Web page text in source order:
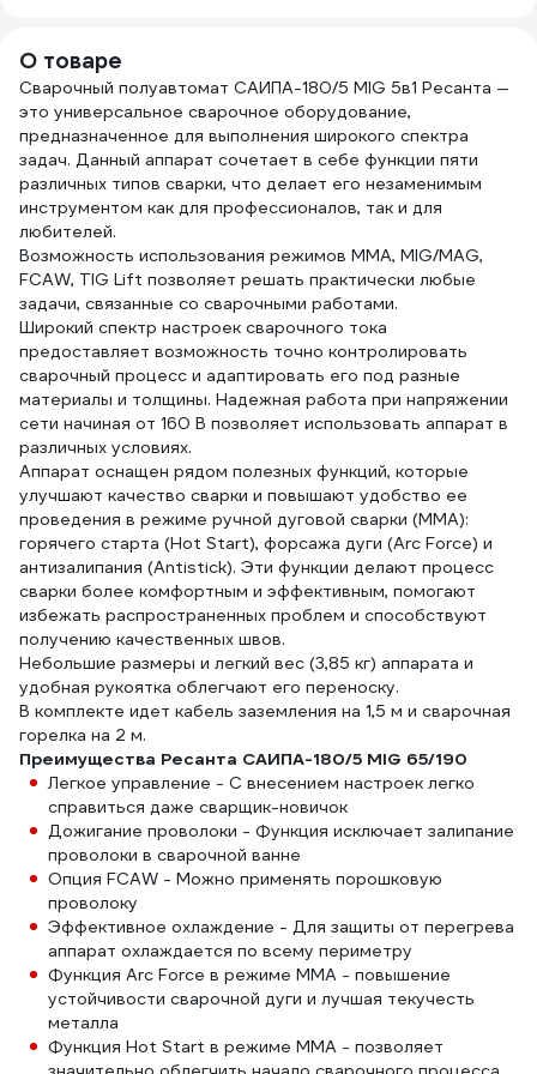
О товаре
Сварочный полуавтомат САИПА-180/5 MIG 5в1 Ресанта —
это универсальное сварочное оборудование,
предназначенное для выполнения широкого спектра
задач. Данный аппарат сочетает в себе функции пяти
различных типов сварки, что делает его незаменимым
инструментом как для профессионалов, так и для
любителей.
Возможность использования режимов MMA, MIG/MAG,
FCAW, TIG Lift позволяет решать практически любые
задачи, связанные со сварочными работами.
Широкий спектр настроек сварочного тока
предоставляет возможность точно контролировать
сварочный процесс и адаптировать его под разные
материалы и толщины. Надежная работа при напряжении
сети начиная от 160 В позволяет использовать аппарат в
различных условиях.
Аппарат оснащен рядом полезных функций, которые
улучшают качество сварки и повышают удобство ее
проведения в режиме ручной дуговой сварки (MMA):
горячего старта (Hot Start), форсажа дуги (Arc Force) и
антизалипания (Antistick). Эти функции делают процесс
сварки более комфортным и эффективным, помогают
избежать распространенных проблем и способствуют
получению качественных швов.
Небольшие размеры и легкий вес (3,85 кг) аппарата и
удобная рукоятка облегчают его переноску.
В комплекте идет кабель заземления на 1,5 м и сварочная
горелка на 2 м.
Преимущества Ресанта САИПА-180/5 MIG 65/190
Легкое управление - С внесением настроек легко
справиться даже сварщик-новичок
Дожигание проволоки - Функция исключает залипание
проволоки в сварочной ванне
Опция FCAW - Можно применять порошковую
проволоку
Эффективное охлаждение - Для защиты от перегрева
аппарат охлаждается по всему периметру
Функция Arc Force в режиме ММА - повышение
устойчивости сварочной дуги и лучшая текучесть
металла
Функция Hot Start в режиме ММА - позволяет